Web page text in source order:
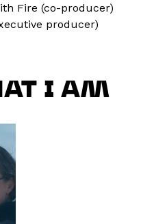
Fire (co-producer)
producer)
I AM